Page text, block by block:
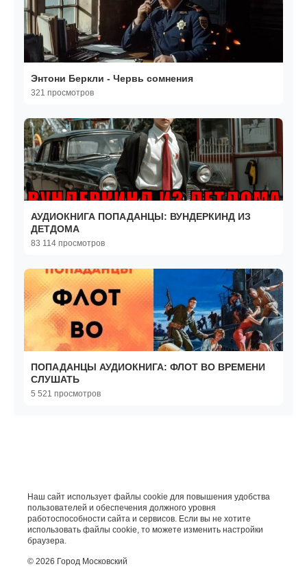
Энтони Беркли - Червь сомнения
321 просмотров
АУДИОКНИГА ПОПАДАНЦЫ: ВУНДЕРКИНД ИЗ
ДЕТДОМА
83 114 просмотров
ПОПАДАНЦЫ АУДИОКНИГА: ФЛОТ ВО ВРЕМЕНИ
СЛУШАТЬ
5 521 просмотров
Наш сайт использует файлы cookie для повышения удобства
пользователей и обеспечения должного уровня
работоспособности сайта и сервисов. Если вы не хотите
использовать файлы cookie, то можете изменить настройки
браузера.
© 2026 Город Московский